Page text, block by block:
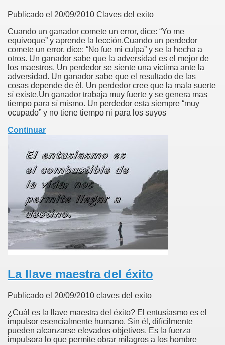
Publicado el 20/09/2010 Claves del exito
Cuando un ganador comete un error, dice: “Yo me
equivoque” y aprende la lección.Cuando un perdedor
comete un error, dice: “No fue mi culpa” y se la hecha a
otros. Un ganador sabe que la adversidad es el mejor de
los maestros. Un perdedor se siente una víctima ante la
adversidad. Un ganador sabe que el resultado de las
cosas depende de él. Un perdedor cree que la mala suerte
sí existe.Un ganador trabaja muy fuerte y se genera mas
tiempo para sí mismo. Un perdedor esta siempre “muy
ocupado” y no tiene tiempo ni para los suyos
Continuar
La llave maestra del éxito
Publicado el 20/09/2010 claves del exito
¿Cuál es la llave maestra del éxito? El entusiasmo es el
impulsor esencialmente humano. Sin él, difícilmente
pueden alcanzarse elevados objetivos. Es la fuerza
impulsora lo que permite obrar milagros a los hombre